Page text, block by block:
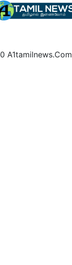
A1tamilnews.Com